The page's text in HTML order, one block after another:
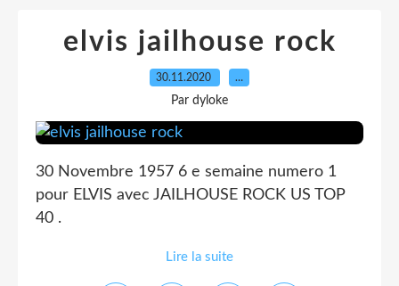
elvis jailhouse rock
30.11.2020 …
Par dyloke
30 Novembre 1957 6 e semaine numero 1
pour ELVIS avec JAILHOUSE ROCK US TOP
40 .
Lire la suite